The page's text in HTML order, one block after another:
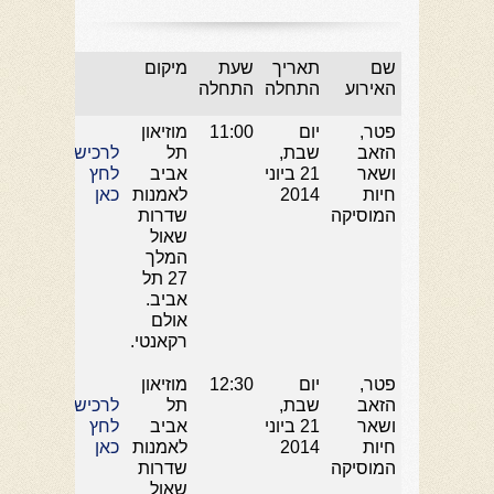
שם
האירוע
תאריך
התחלה
שעת
התחלה
מיקום
פטר,
הזאב
ושאר
חיות
המוסיקה
יום
שבת,
21 ביוני
2014
11:00
מוזיאון
תל
אביב
לאמנות
שדרות
שאול
המלך
27 תל
אביב.
אולם
רקאנטי.
לרכישה
לחץ
כאן
פטר,
הזאב
ושאר
חיות
המוסיקה
יום
שבת,
21 ביוני
2014
12:30
מוזיאון
תל
אביב
לאמנות
שדרות
שאול
לרכישה
לחץ
כאן